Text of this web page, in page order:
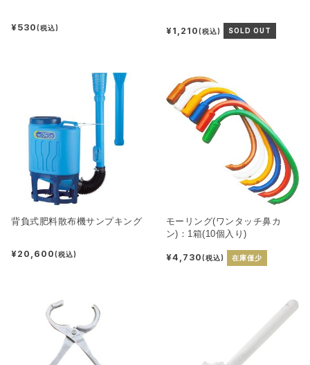
¥530(税込) ¥1,210(税込) SOLD OUT
背負式肥料散布機サンプキング
¥20,600(税込)
モーリング(ワンタッチ鼻カ
ン)：1箱(10個入り)
¥4,730(税込) 在庫僅少